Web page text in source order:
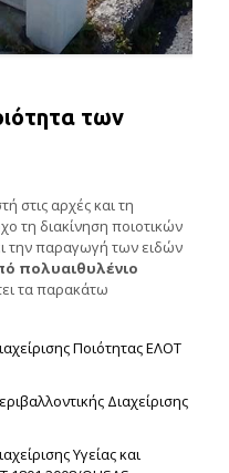
των
στις αρχές και τη
τη διακίνηση ποιοτικών
την παραγωγή των ειδών
πολυαιθυλένιο
τα παρακάτω
Ποιότητας ΕΛΟΤ
Διαχείρισης
Υγείας και